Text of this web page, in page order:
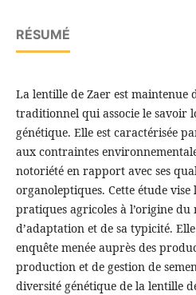
RÉSUMÉ
La lentille de Zaer est maintenue
traditionnel qui associe le savoir
génétique. Elle est caractérisée
aux contraintes
notoriété en rapport avec ses
organoleptiques. Cette étude vise
pratiques agricoles à l’origine
d’adaptation et de sa typicité. Elle
enquête menée auprès des
production et de gestion de
diversité génétique de la lentille